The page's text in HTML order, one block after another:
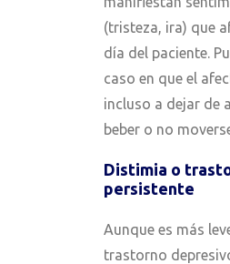
(tristeza, ira) que
día del paciente.
caso en que el
incluso a dejar de
beber o no
Distimia o
persistente
Aunque es más
trastorno